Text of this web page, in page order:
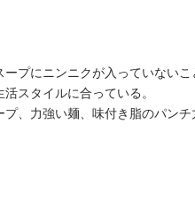
プにニンニクが入っていないこ
スタイルに合っている。
、力強い麺、味付き脂のパン